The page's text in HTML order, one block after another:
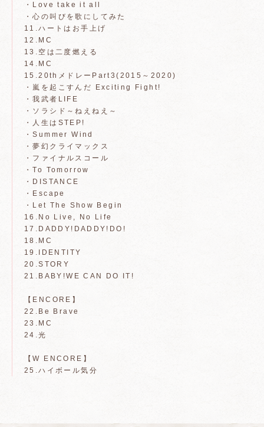
・Love take it all
・心の叫びを歌にしてみた
11.ハートはお手上げ
12.MC
13.空は二度燃える
14.MC
15.20thメドレーPart3(2015～2020)
・嵐を起こすんだ Exciting Fight!
・我武者LIFE
・ソラシド～ねえねえ～
・人生はSTEP!
・Summer Wind
・夢幻クライマックス
・ファイナルスコール
・To Tomorrow
・DISTANCE
・Escape
・Let The Show Begin
16.No Live, No Life
17.DADDY!DADDY!DO!
18.MC
19.IDENTITY
20.STORY
21.BABY!WE CAN DO IT!
【ENCORE】
22.Be Brave
23.MC
24.光
【W ENCORE】
25.ハイボール気分